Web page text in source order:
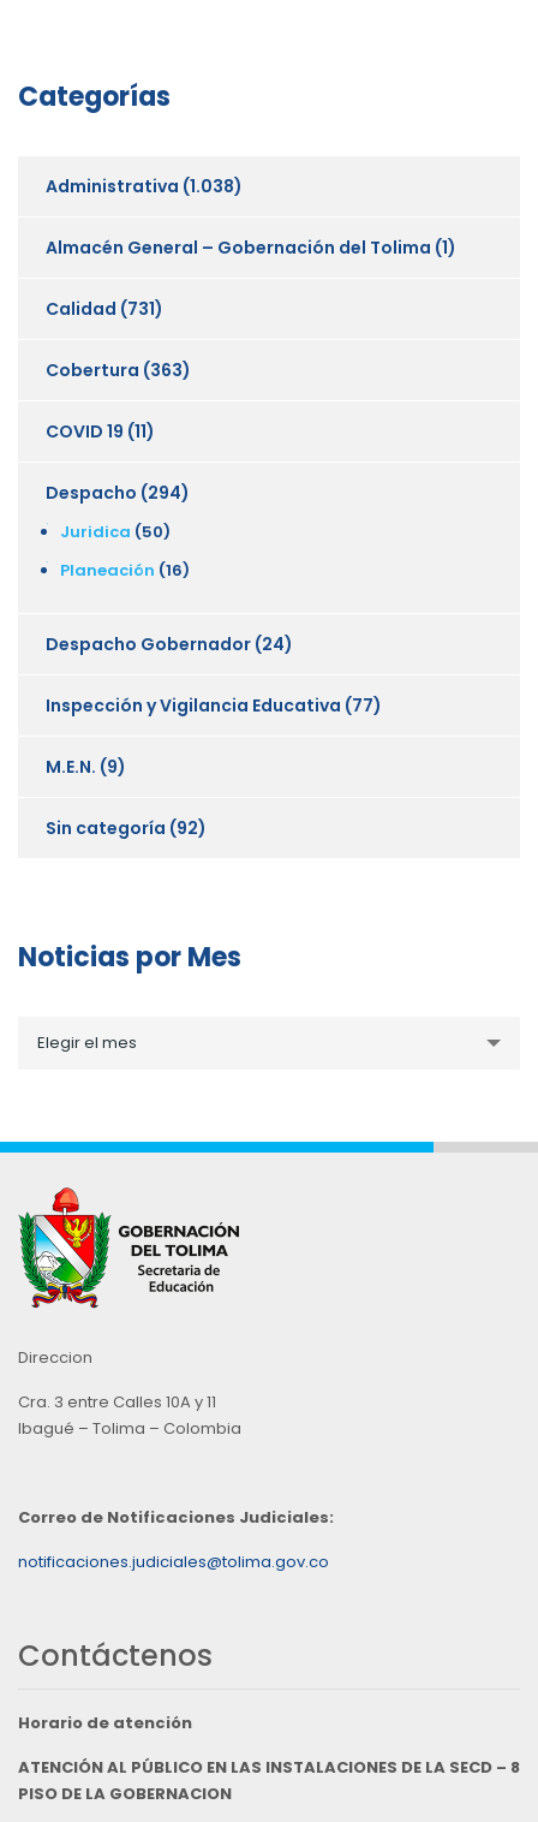
Categorías
Administrativa (1.038)
Almacén General – Gobernación del Tolima (1)
Calidad (731)
Cobertura (363)
COVID 19 (11)
Despacho (294)
Juridica (50)
Planeación (16)
Despacho Gobernador (24)
Inspección y Vigilancia Educativa (77)
M.E.N. (9)
Sin categoría (92)
Noticias por Mes
porElegir el mes
Direccion
Cra. 3 entre Calles 10A y 11
Ibagué – Tolima – Colombia
Correo de Notificaciones Judiciales:
notificaciones.judiciales@tolima.gov.co
Contáctenos
Horario de atención
ATENCIÓN AL PÚBLICO EN LAS INSTALACIONES DE LA SECD – 8
PISO DE LA GOBERNACION